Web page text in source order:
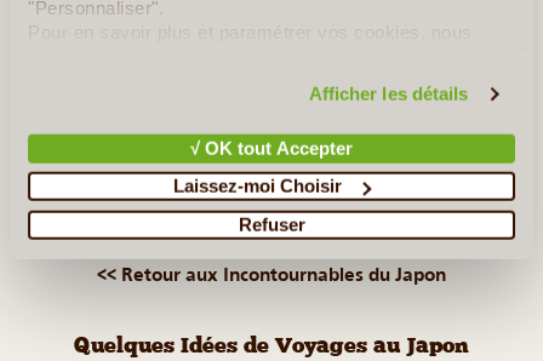
"Personnaliser".
Pour en savoir plus et paramétrer vos cookies, nous
Afficher les détails
√ OK tout Accepter
Laissez-moi Choisir
Refuser
légendaire. Elle reste malgré tout sous-estimée de la part
des voyageurs (...)
≻
Kyoto
Mont Fuji
<< Retour aux Incontournables du Japon
Quelques Idées de Voyages au Japon